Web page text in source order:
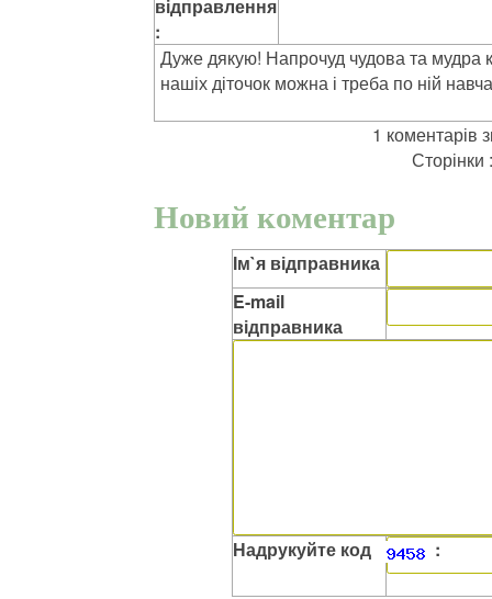
відправлення
:
Дуже дякую! Напрочуд чудова та мудра
нашіх діточок можна і треба по ній
1 коментарів
Новий коментар
Ім`я відправника
E-mail
відправника
Надрукуйте код :